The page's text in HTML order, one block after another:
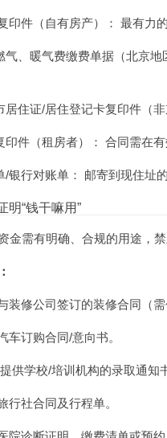
印件（自有房产）： 最有力的
气、暖气费缴费单据（北京
住证/居住登记卡复印件（非
件（租房者）： 合同需在有
银行对账单： 邮寄到现住址
明“钱干嘛用”
金需有明确、合规的用途，
装修公司签订的装修合同（
车订购合同/意向书。
供学校/培训机构的录取通知
行社合同及行程单。